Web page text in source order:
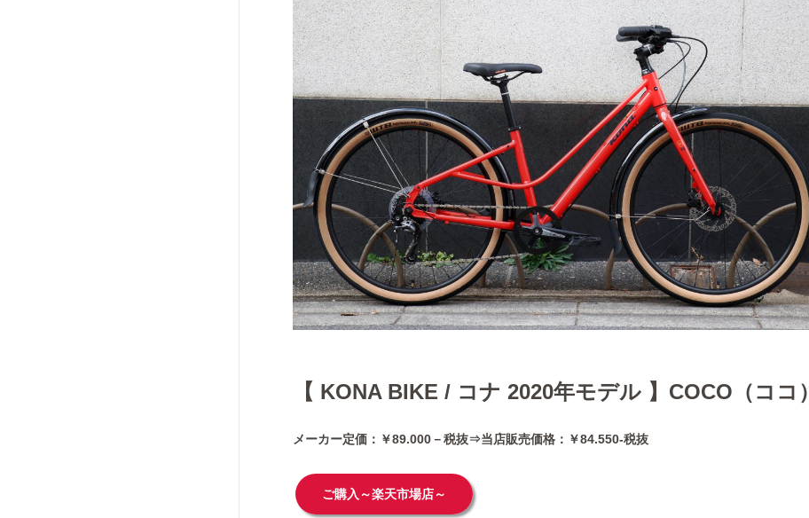
【 KONA BIKE / コナ 2020年モデル 】COCO（ココ）
メーカー定価：￥89.000－税抜⇒当店販売価格：￥84.550-税抜
ご購入～楽天市場店～